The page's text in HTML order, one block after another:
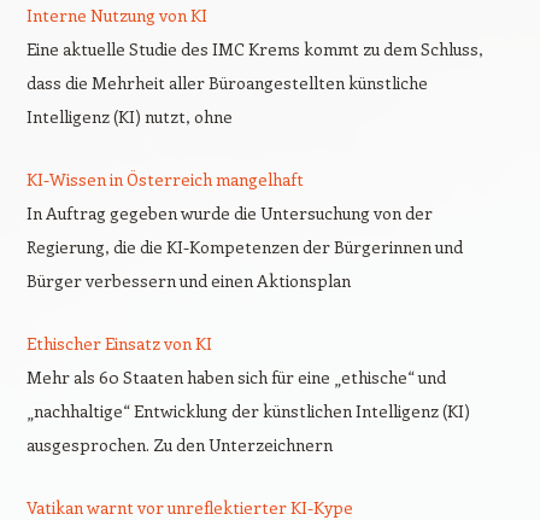
Interne Nutzung von KI
Eine aktuelle Studie des IMC Krems kommt zu dem Schluss,
dass die Mehrheit aller Büroangestellten künstliche
Intelligenz (KI) nutzt, ohne
KI-Wissen in Österreich mangelhaft
In Auftrag gegeben wurde die Untersuchung von der
Regierung, die die KI-Kompetenzen der Bürgerinnen und
Bürger verbessern und einen Aktionsplan
Ethischer Einsatz von KI
Mehr als 60 Staaten haben sich für eine „ethische“ und
„nachhaltige“ Entwicklung der künstlichen Intelligenz (KI)
ausgesprochen. Zu den Unterzeichnern
Vatikan warnt vor unreflektierter KI-Kype